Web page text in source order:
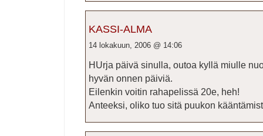
KASSI-ALMA
14 lokakuun, 2006 @ 14:06
HUrja päivä sinulla, outoa kyllä miulle
hyvän onnen päiviä.
Eilenkin voitin rahapelissä 20e, heh!
Anteeksi, oliko tuo sitä puukon